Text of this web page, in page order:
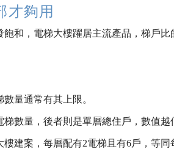
才夠用
和，電梯大樓躍居主流產品，梯戶
量通常有其上限。
數量，後者則是單層總住戶，數值
建案，每層配有2電梯且有6戶，等